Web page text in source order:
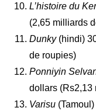
L’histoire du
(2,65 milliards
Dunky (hindi)
de roupies)
Ponniyin
dollars (Rs2,13
Varisu